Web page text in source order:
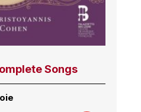
Songs